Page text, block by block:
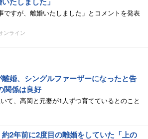
ですが、離婚いたしました」とコメントを発表
ンライン
婚、シングルファーザーになったと告
関係は良好
て、高岡と元妻が1人ずつ育てているとのこと
2年前に2度目の離婚をしていた「上の